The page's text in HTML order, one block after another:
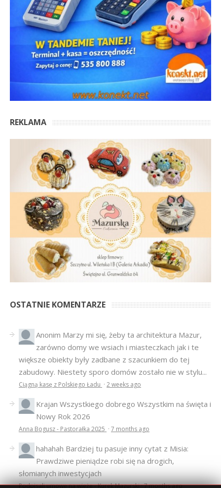
REKLAMA
OSTATNIE KOMENTARZE
Anonim Marzy mi się, żeby ta architektura Mazur,
zarówno domy we wsiach i miasteczkach jak i te
większe obiekty były zadbane z szacunkiem do tej
zabudowy. Niestety sporo domów zostało nie w stylu...
Ciągną kasę z Polskiego Ładu · 2 weeks ago
Krajan Wszystkiego dobrego Wszystkim na święta i
Nowy Rok 2026
Anna Bogusz - Pastorałka 2025 · 7 months ago
hahahah Bardziej tu pasuje inny cytat z Misia:
Prawdziwe pieniądze robi się na drogich,
słomianych inwestycjach
Podpisali umowę na wieżę - Kurek Mazurski·7 months ago